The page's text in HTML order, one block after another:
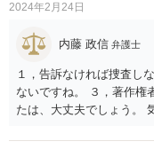
2024年2月24日
内藤 政信 弁護士
１，告訴なければ捜査し
ないですね。 ３，著作権
たは、大丈夫でしょう。